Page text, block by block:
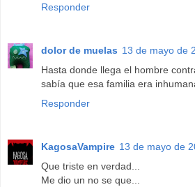
Responder
dolor de muelas 13 de mayo de
Hasta donde llega el hombre
sabía que esa familia era
Responder
KagosaVampire 13 de mayo de
Que triste en verdad...
Me dio un no se que...